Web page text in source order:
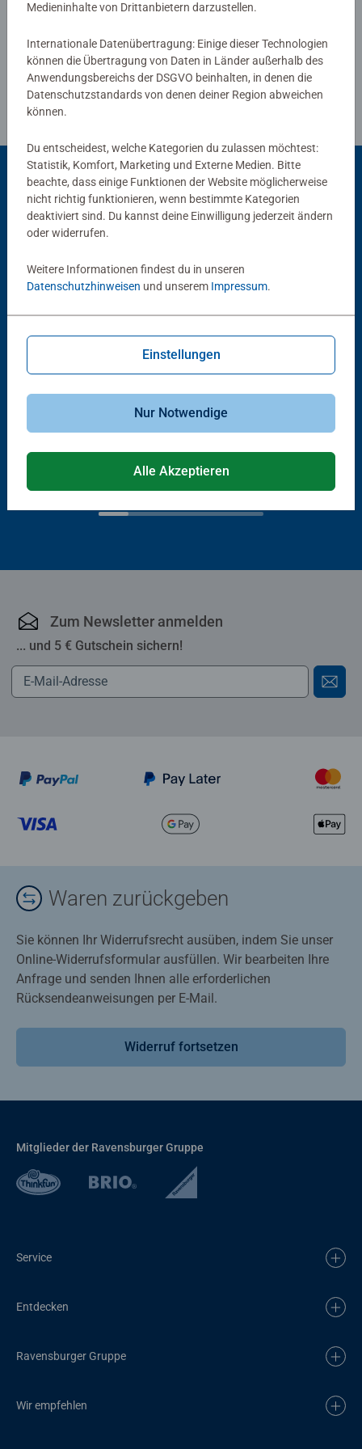
Gestaltung machen das Programm von Play+ aus, immer
unter Einhaltung der hohen Ravensburger Sicherheits- und
Qualitätsansprüche. Denn sicher ist sicher.
Beliebte Auswahl
Andere Kunden mögen auch
Babybücher & Pappbilderbücher
€ 8,30
Wer spielt mit wem?
Babybücher & Pappbilderbücher
€ 13,40
Zum Newsletter anmelden
... und 5 € Gutschein sichern!
Waren zurückgeben
Sie können Ihr Widerrufsrecht ausüben, indem Sie unser
Online-Widerrufsformular ausfüllen. Wir bearbeiten Ihre
Anfrage und senden Ihnen alle erforderlichen
Rücksendeanweisungen per E-Mail.
Widerruf fortsetzen
Mitglieder der Ravensburger Gruppe
Service
Entdecken
Ravensburger Gruppe
Wir empfehlen
Medieninhalte von Drittanbietern darzustellen.
Internationale Datenübertragung: Einige dieser Technologien
können die Übertragung von Daten in Länder außerhalb des
Anwendungsbereichs der DSGVO beinhalten, in denen die
Datenschutzstandards von denen deiner Region abweichen
können.
Du entscheidest, welche Kategorien du zulassen möchtest:
Statistik, Komfort, Marketing und Externe Medien. Bitte
beachte, dass einige Funktionen der Website möglicherweise
nicht richtig funktionieren, wenn bestimmte Kategorien
deaktiviert sind. Du kannst deine Einwilligung jederzeit ändern
oder widerrufen.
Weitere Informationen findest du in unseren
Datenschutzhinweisen und unserem Impressum.
Einstellungen
Nur Notwendige
Alle Akzeptieren